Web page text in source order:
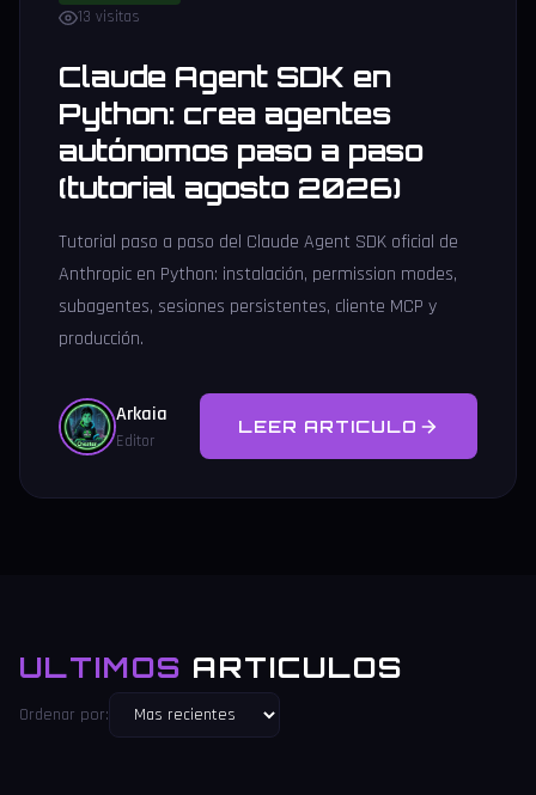
13 visitas
Claude Agent SDK en
Python: crea agentes
autónomos paso a paso
(tutorial agosto 2026)
Tutorial paso a paso del Claude Agent SDK oficial de
Anthropic en Python: instalación, permission modes,
subagentes, sesiones persistentes, cliente MCP y
producción.
Arkaia
Editor
LEER ARTICULO
ULTIMOS ARTICULOS
Ordenar por: